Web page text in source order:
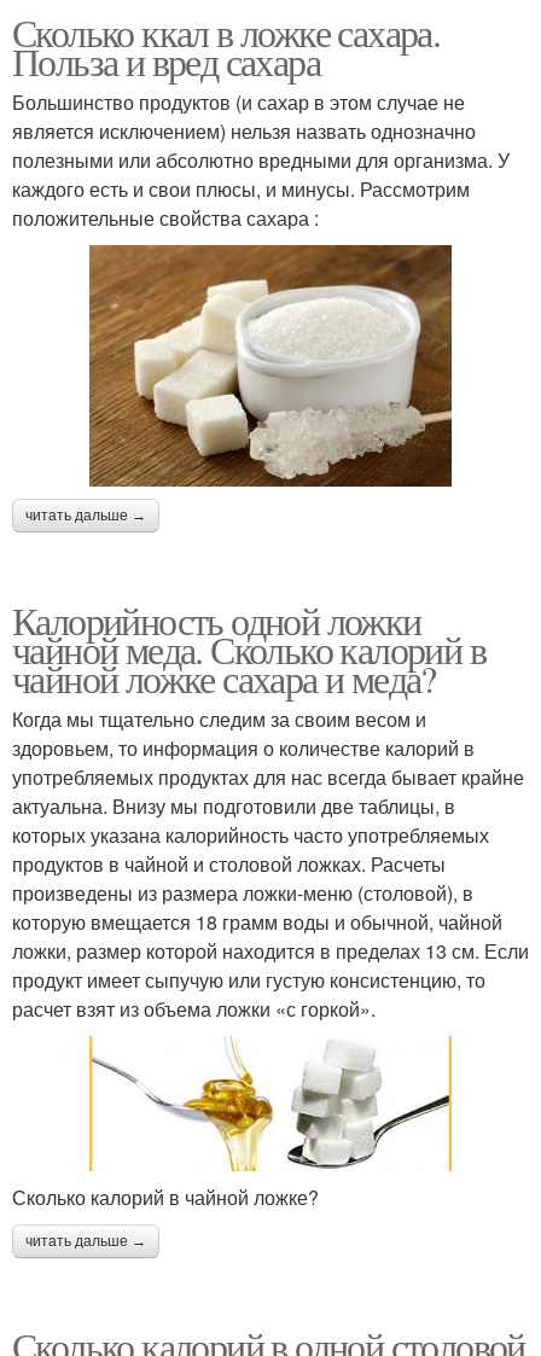
Сколько ккал в ложке сахара.
Польза и вред сахара
Большинство продуктов (и сахар в этом случае не
является исключением) нельзя назвать однозначно
полезными или абсолютно вредными для организма. У
каждого есть и свои плюсы, и минусы. Рассмотрим
положительные свойства сахара :
читать дальше →
Калорийность одной ложки
чайной меда. Сколько калорий в
чайной ложке сахара и меда?
Когда мы тщательно следим за своим весом и
здоровьем, то информация о количестве калорий в
употребляемых продуктах для нас всегда бывает крайне
актуальна. Внизу мы подготовили две таблицы, в
которых указана калорийность часто употребляемых
продуктов в чайной и столовой ложках. Расчеты
произведены из размера ложки-меню (столовой), в
которую вмещается 18 грамм воды и обычной, чайной
ложки, размер которой находится в пределах 13 см. Если
продукт имеет сыпучую или густую консистенцию, то
расчет взят из объема ложки «с горкой».
Сколько калорий в чайной ложке?
читать дальше →